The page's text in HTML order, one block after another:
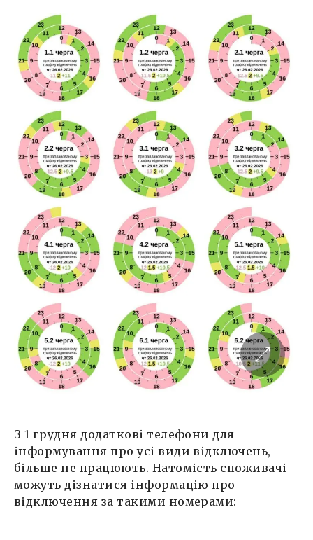
З 1 грудня додаткові телефони для
інформування про усі види відключень,
більше не працюють. Натомість споживачі
можуть дізнатися інформацію про
відключення за такими номерами: